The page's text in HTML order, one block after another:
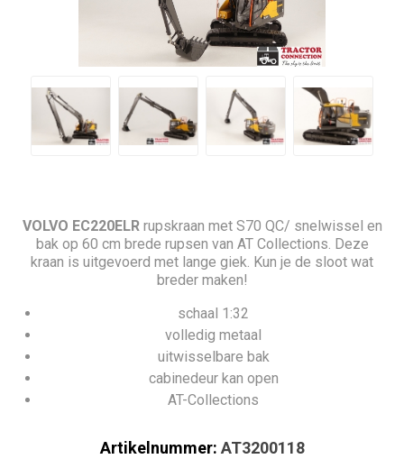
VOLVO EC220ELRrupskraan met S70 QC/ snelwissel en
bak op 60 cm brede rupsen van AT Collections. Deze
kraan is uitgevoerd met lange giek. Kun je de sloot wat
breder maken!
schaal 1:32
volledig metaal
uitwisselbare bak
cabinedeur kan open
AT-Collections
Artikelnummer: AT3200118